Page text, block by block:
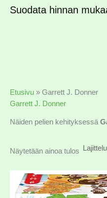
Suodata hinnan
Etusivu » Garrett J. Donner
Garrett J. Donner
Näiden pelien kehityksessä
Näytetään ainoa tulos